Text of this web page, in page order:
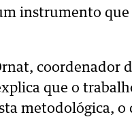
instrumento
coordenador
que o
metodológica,